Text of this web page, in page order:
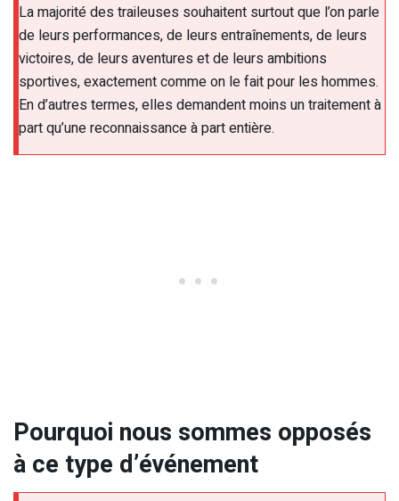
La majorité des traileuses souhaitent surtout que l’on parle
de leurs performances, de leurs entraînements, de leurs
victoires, de leurs aventures et de leurs ambitions
sportives, exactement comme on le fait pour les hommes.
En d’autres termes, elles demandent moins un traitement à
part qu’une reconnaissance à part entière.
Pourquoi nous sommes opposés
à ce type d’événement